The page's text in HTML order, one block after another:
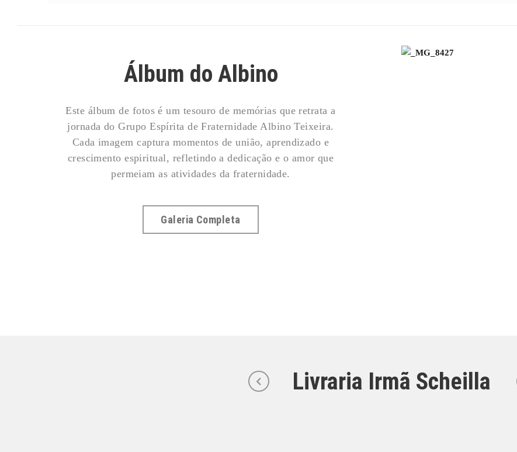
Álbum do Albino
Este álbum de fotos é um tesouro de memórias que retrata a
jornada do Grupo Espírita de Fraternidade Albino Teixeira.
Cada imagem captura momentos de união, aprendizado e
crescimento espiritual, refletindo a dedicação e o amor que
permeiam as atividades da fraternidade.
Galeria Completa
Livraria Irmã Scheilla